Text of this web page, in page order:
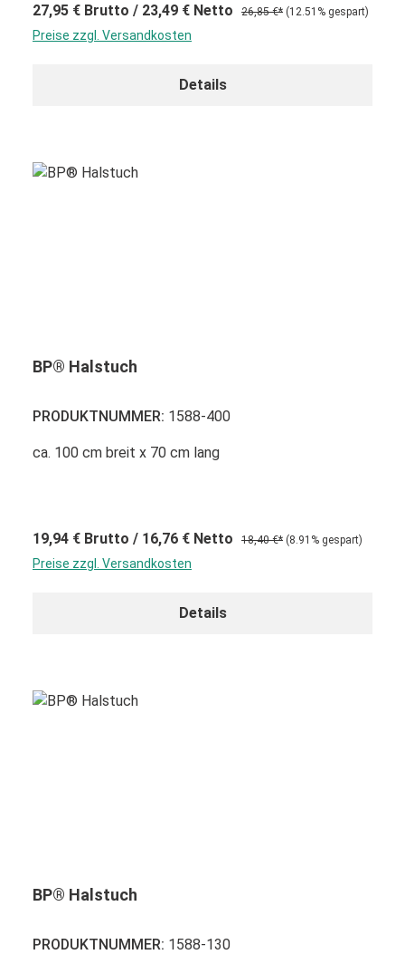
27,95 € Brutto / 23,49 € Netto 26,85 €* (12.51% gespart)
Preise zzgl. Versandkosten
Details
BP® Halstuch
PRODUKTNUMMER: 1588-400
ca. 100 cm breit x 70 cm lang
19,94 € Brutto / 16,76 € Netto 18,40 €* (8.91% gespart)
Preise zzgl. Versandkosten
Details
BP® Halstuch
PRODUKTNUMMER: 1588-130